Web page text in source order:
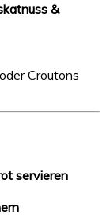
&
Croutons
servieren